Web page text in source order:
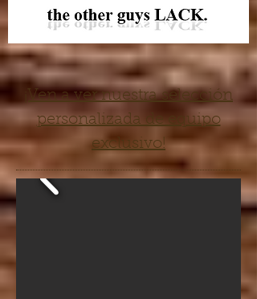
¡Ven a ver nuestra selección
personalizada de equipo
exclusivo!